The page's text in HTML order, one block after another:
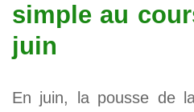
simple au
juin
En juin, la pousse de